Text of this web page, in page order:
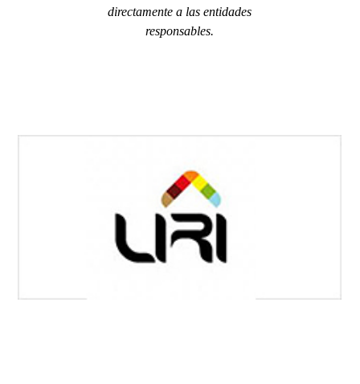
directamente a las entidades
responsables.